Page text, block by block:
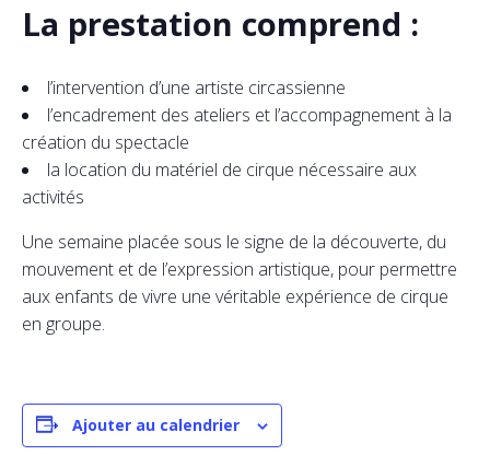
La prestation comprend :
l’intervention d’une artiste circassienne
l’encadrement des ateliers et l’accompagnement à la
création du spectacle
la location du matériel de cirque nécessaire aux
activités
Une semaine placée sous le signe de la découverte, du
mouvement et de l’expression artistique, pour permettre
aux enfants de vivre une véritable expérience de cirque
en groupe.
Ajouter au calendrier